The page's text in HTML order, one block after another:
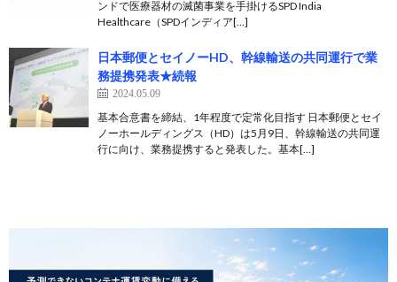
ンドで医療器材の滅菌事業を手掛けるSPD India
Healthcare（SPDインディア[…]
日本郵便とセイノーHD、幹線輸送の共同運行で業
務提携発表★続報
2024.05.09
基本合意書を締結、1年程度で定常化目指す 日本郵便とセイ
ノーホールディングス（HD）は5月9日、幹線輸送の共同運
行に向け、業務提携すると発表した。基本[…]